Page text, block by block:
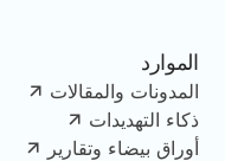
الموارد
المدونات والمقالات
ذكاء التهديدات
أوراق بيضاء وتقارير